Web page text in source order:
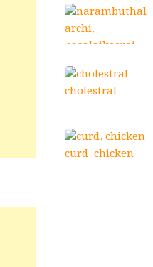
narambuthalar
chi,
pasalaikeerai
cholestral
curd, chicken